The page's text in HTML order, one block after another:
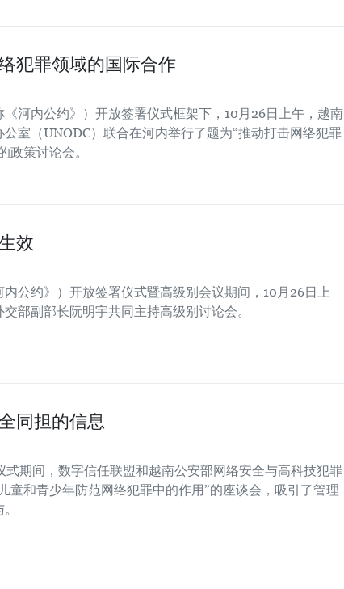
犯罪领域的国际合作
河内公约》）开放签署仪式框架下，10月26日上午，越南
室（UNODC）联合在河内举行了题为“推动打击网络犯罪
政策讨论会。
效
公约》）开放签署仪式暨高级别会议期间，10月26日上
部副部长阮明宇共同主持高级别讨论会。
同担的信息
期间，数字信任联盟和越南公安部网络安全与高科技犯罪
童和青少年防范网络犯罪中的作用”的座谈会，吸引了管理